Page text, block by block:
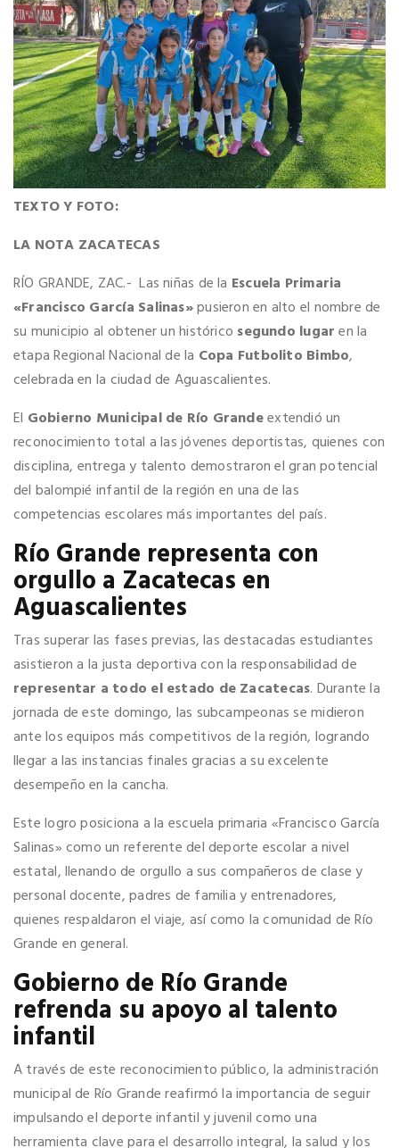
TEXTO Y FOTO:
LA NOTA ZACATECAS
RÍO GRANDE, ZAC.- Las niñas de la Escuela Primaria
«Francisco García Salinas»pusieron en alto el nombre de
su municipio al obtener un histórico segundo lugaren la
etapa Regional Nacional de la Copa Futbolito Bimbo,
celebrada en la ciudad de Aguascalientes.
El Gobierno Municipal de Río Grandeextendió un
reconocimiento total a las jóvenes deportistas, quienes con
disciplina, entrega y talento demostraron el gran potencial
del balompié infantil de la región en una de las
competencias escolares más importantes del país.
Río Grande representa con
orgullo a Zacatecas en
Aguascalientes
Tras superar las fases previas, las destacadas estudiantes
asistieron a la justa deportiva con la responsabilidad de
representar a todo el estado de Zacatecas. Durante la
jornada de este domingo, las subcampeonas se midieron
ante los equipos más competitivos de la región, logrando
llegar a las instancias finales gracias a su excelente
desempeño en la cancha.
Este logro posiciona a la escuela primaria «Francisco García
Salinas» como un referente del deporte escolar a nivel
estatal, llenando de orgullo a sus compañeros de clase y
personal docente, padres de familia y entrenadores,
quienes respaldaron el viaje, así como la comunidad de Río
Grande en general.
Gobierno de Río Grande
refrenda su apoyo al talento
infantil
A través de este reconocimiento público, la administración
municipal de Río Grande reafirmó la importancia de seguir
impulsando el deporte infantil y juvenil como una
herramienta clave para el desarrollo integral, la salud y los